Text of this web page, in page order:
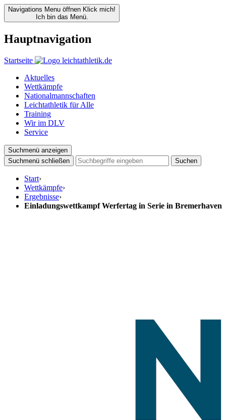
Navigations Menu öffnen Klick mich!
Ich bin das Menü.
Hauptnavigation
Startseite
Aktuelles
Wettkämpfe
Nationalmannschaften
Leichtathletik für Alle
Training
Wir im DLV
Service
Suchmenü anzeigen
Suchmenü schließen
Suchen
Start›
Wettkämpfe›
Ergebnisse›
Einladungswettkampf Werfertag in Serie in Bremerhaven